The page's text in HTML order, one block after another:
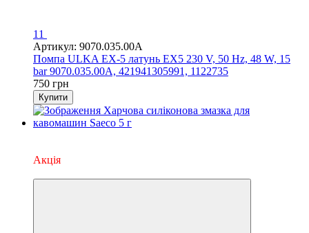
11
Артикул: 9070.035.00A
Помпа ULKA EX-5 латунь EX5 230 V, 50 Hz, 48 W, 15
bar 9070.035.00A, 421941305991, 1122735
750 грн
Купити
Акція